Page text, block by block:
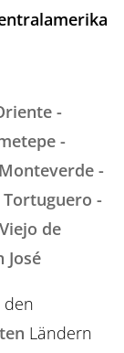
-
-
-
-
de
José
den
Ländern